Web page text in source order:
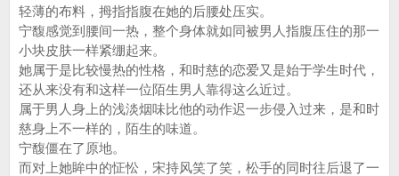
轻薄的布料，拇指指腹在她的后腰处压实。
宁馥感觉到腰间一热，整个身体就如同被男人指腹压住的那一
小块皮肤一样紧绷起来。
她属于是比较慢热的性格，和时慈的恋爱又是始于学生时代，
还从来没有和这样一位陌生男人靠得这么近过。
属于男人身上的浅淡烟味比他的动作迟一步侵入过来，是和时
慈身上不一样的，陌生的味道。
宁馥僵在了原地。
而对上她眸中的怔忪，宋持风笑了笑，松手的同时往后退了一